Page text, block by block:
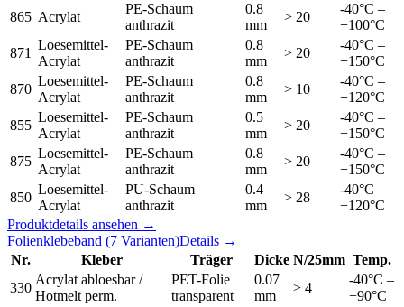
865 Acrylat
PE-Schaum
anthrazit
0.8
mm
> 20
-40°C –
+100°C
871
Loesemittel-
Acrylat
PE-Schaum
anthrazit
0.8
mm
> 20
-40°C –
+150°C
870
Loesemittel-
Acrylat
PE-Schaum
anthrazit
0.8
mm
> 10
-40°C –
+120°C
855
Loesemittel-
Acrylat
PE-Schaum
anthrazit
0.5
mm
> 20
-40°C –
+150°C
875
Loesemittel-
Acrylat
PE-Schaum
anthrazit
0.8
mm
> 20
-40°C –
+150°C
850
Loesemittel-
Acrylat
PU-Schaum
anthrazit
0.4
mm
> 28
-40°C –
+120°C
Produktdetails ansehen →
Folienklebeband (7 Varianten)Details →
Nr.
Kleber Träger Dicke N/25mm Temp.
330
Acrylat abloesbar /
Hotmelt perm.
PET-Folie
transparent
0.07
mm
> 4
-40°C –
+90°C